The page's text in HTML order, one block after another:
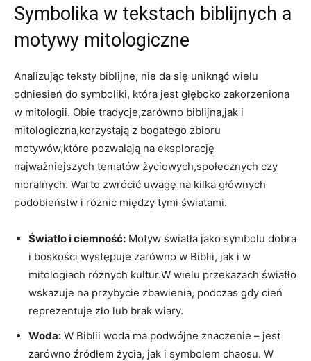
Symbolika w tekstach biblijnych a
motywy mitologiczne
Analizując teksty biblijne, nie da się uniknąć wielu
odniesień do symboliki, która jest głęboko zakorzeniona
w mitologii. Obie tradycje,zarówno biblijna,jak i
mitologiczna,korzystają z bogatego zbioru
motywów,które pozwalają na eksplorację
najważniejszych tematów życiowych,społecznych czy
moralnych. Warto zwrócić uwagę na kilka głównych
podobieństw i różnic między tymi światami.
Światło i ciemność: Motyw światła jako symbolu dobra
i boskości występuje zarówno w Biblii, jak i w
mitologiach różnych kultur.W wielu przekazach światło
wskazuje na przybycie zbawienia, podczas gdy cień
reprezentuje zło lub brak wiary.
Woda: W Biblii woda ma podwójne znaczenie – jest
zarówno źródłem życia, jak i symbolem chaosu. W